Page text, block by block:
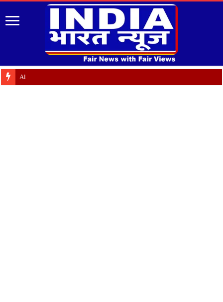
Almora: जयंती पर गृह क्षे